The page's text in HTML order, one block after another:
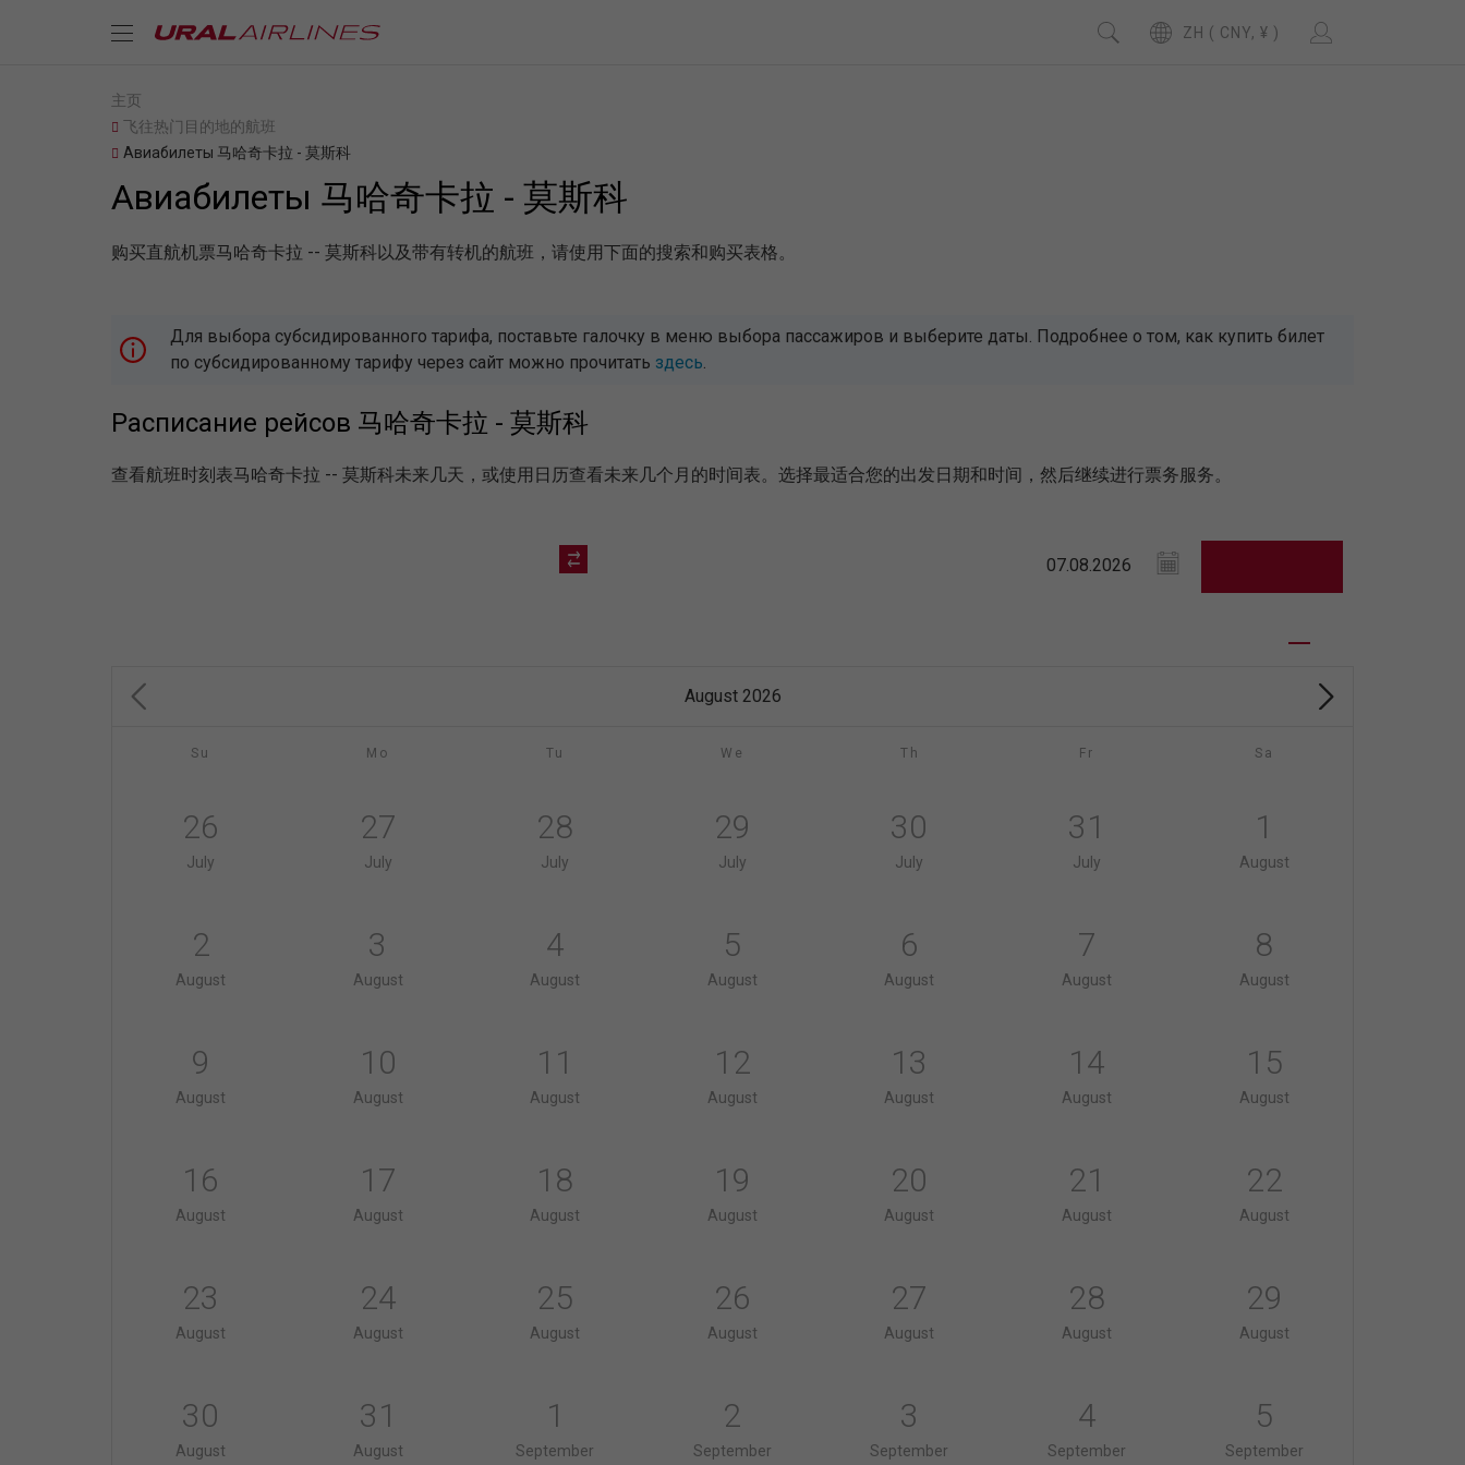
ZH ( CNY, ¥ )
主页
飞往热门目的地的航班
Авиабилеты 马哈奇卡拉 - 莫斯科
Авиабилеты 马哈奇卡拉 - 莫斯科
购买直航机票马哈奇卡拉 -- 莫斯科以及带有转机的航班，请使用下面的搜索和购买表格。
Для выбора субсидированного тарифа, поставьте галочку в меню выбора пассажиров и выберите даты. Подробнее о том, как купить билет
по субсидированному тарифу через сайт можно прочитать здесь.
Расписание рейсов 马哈奇卡拉 - 莫斯科
查看航班时刻表马哈奇卡拉 -- 莫斯科未来几天，或使用日历查看未来几个月的时间表。选择最适合您的出发日期和时间，然后继续进行票务服务。
August 2026
Su Mo Tu We Th Fr Sa
26
July
27
July
28
July
29
July
30
July
31
July
1
August
2
August
3
August
4
August
5
August
6
August
7
August
8
August
9
August
10
August
11
August
12
August
13
August
14
August
15
August
16
August
17
August
18
August
19
August
20
August
21
August
22
August
23
August
24
August
25
August
26
August
27
August
28
August
29
August
30
August
31
August
1
September
2
September
3
September
4
September
5
September